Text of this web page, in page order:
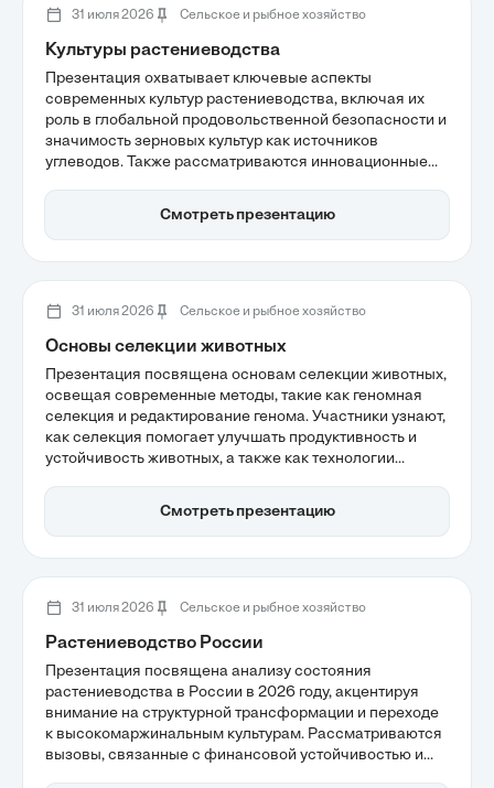
31 июля 2026 Сельское и рыбное хозяйство
Культуры растениеводства
Презентация охватывает ключевые аспекты
современных культур растениеводства, включая их
роль в глобальной продовольственной безопасности и
значимость зерновых культур как источников
углеводов. Также рассматриваются инновационные
регенеративные практики, которые помогают
оптимизировать производство и восстанавливать
Смотреть презентацию
31 июля 2026 Сельское и рыбное хозяйство
Основы селекции животных
Презентация посвящена основам селекции животных,
освещая современные методы, такие как геномная
селекция и редактирование генома. Участники узнают,
как селекция помогает улучшать продуктивность и
устойчивость животных, а также как технологии
Важным аспектом является также интеграция
биотехнологий и экологической эффективности в
Смотреть презентацию
31 июля 2026 Сельское и рыбное хозяйство
Растениеводство России
Презентация посвящена анализу состояния
растениеводства в России в 2026 году, акцентируя
внимание на структурной трансформации и переходе
к высокомаржинальным культурам. Рассматриваются
вызовы, связанные с финансовой устойчивостью и